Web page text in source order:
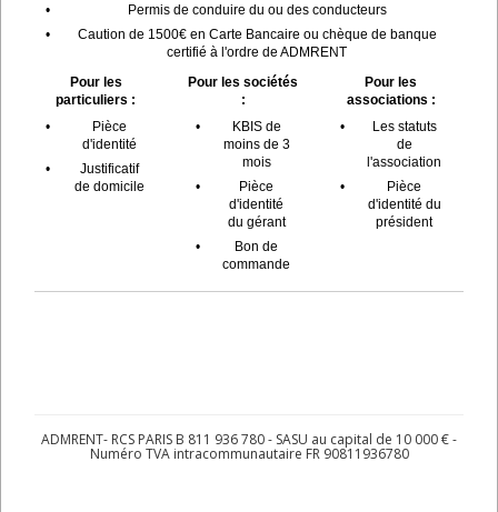
•
Permis de conduire du ou des conducteurs
•
Caution de 1500€ en Carte Bancaire ou chèque de banque
certifié à l'ordre de ADMRENT
Pour les
particuliers :
•
Pièce
d'identité
•
Justificatif
de domicile
Pour les sociétés
:
•
KBIS de
moins de 3
mois
•
Pièce
d'identité
du gérant
•
Bon de
commande
Pour les
associations :
•
Les statuts
de
l'association
•
Pièce
d'identité du
président
ADMRENT- RCS PARIS B 811 936 780 - SASU au capital de 10 000 € -
Numéro TVA intracommunautaire FR 90811936780